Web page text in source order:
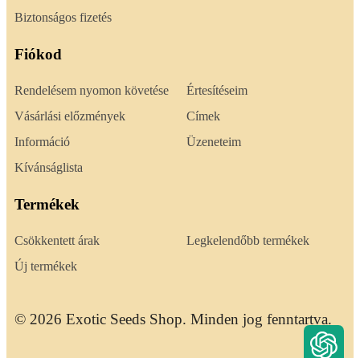
Biztonságos fizetés
Fiókod
Rendelésem nyomon követése
Vásárlási előzmények
Információ
Kívánságlista
Értesítéseim
Címek
Üzeneteim
Termékek
Csökkentett árak
Új termékek
Legkelendőbb termékek
© 2026 Exotic Seeds Shop. Minden jog fenntartva.